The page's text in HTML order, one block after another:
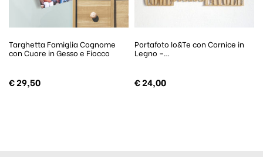
Targhetta Famiglia Cognome
con Cuore in Gesso e Fiocco
€29,50
Portafoto Io&Te con Cornice in
Legno –…
€24,00